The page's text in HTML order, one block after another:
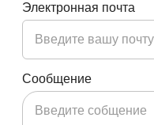
Электронная почта
Сообщение